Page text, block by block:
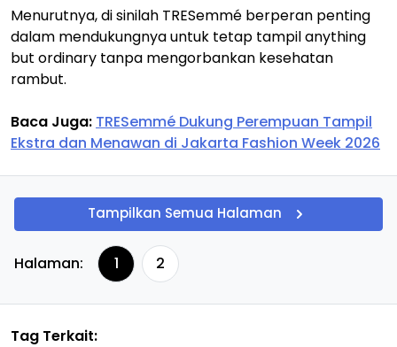
Menurutnya, di sinilah TRESemmé berperan penting
dalam mendukungnya untuk tetap tampil anything
but ordinary tanpa mengorbankan kesehatan
rambut.
Baca Juga: TRESemmé Dukung Perempuan Tampil
Ekstra dan Menawan di Jakarta Fashion Week 2026
Tampilkan Semua Halaman
Halaman: 1 2
Tag Terkait: